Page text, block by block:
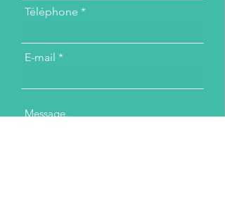
Téléphone
E-mail
Message...